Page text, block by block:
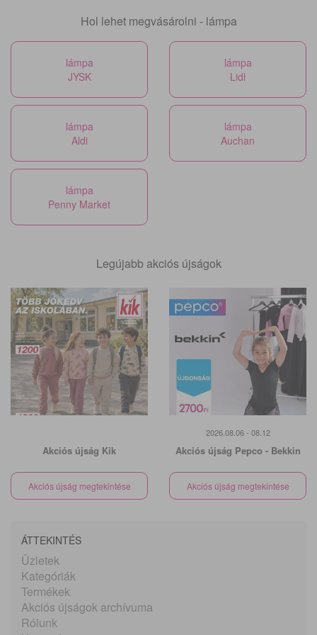
Hol lehet megvásárolni - lámpa
lámpa
JYSK
lámpa
Lidl
lámpa
Aldi
lámpa
Auchan
lámpa
Penny Market
Legújabb akciós újságok
Akciós újság Kik
Akciós újság megtekintése
2026.08.06 - 08.12
Akciós újság Pepco - Bekkin
Akciós újság megtekintése
ÁTTEKINTÉS
Üzletek
Kategóriák
Termékek
Akciós újságok archívuma
Rólunk